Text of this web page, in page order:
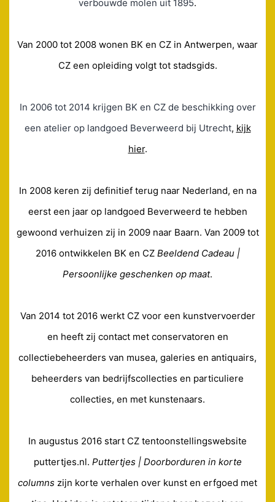
verbouwde molen uit 1895.
Van 2000 tot 2008 wonen BK en CZ in Antwerpen, waar
CZ een opleiding volgt tot stadsgids.
In 2006 tot 2014 krijgen BK en CZ de beschikking over
een atelier op landgoed Beverweerd bij Utrecht, kijk
hier.
In 2008 keren zij definitief terug naar Nederland, en na
eerst een jaar op landgoed Beverweerd te hebben
gewoond verhuizen zij in 2009 naar Baarn. Van 2009 tot
2016 ontwikkelen BK en CZ Beeldend Cadeau |
Persoonlijke geschenken op maat.
Van 2014 tot 2016 werkt CZ voor een kunstvervoerder
en heeft zij contact met conservatoren en
collectiebeheerders van musea, galeries en antiquairs,
beheerders van bedrijfscollecties en particuliere
collecties, en met kunstenaars.
In augustus 2016 start CZ tentoonstellingswebsite
puttertjes.nl. Puttertjes | Doorborduren in korte
columns zijn korte verhalen over kunst en erfgoed met